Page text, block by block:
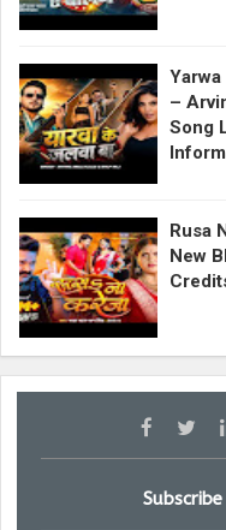
Yarwa
–
Song
Rusa
New